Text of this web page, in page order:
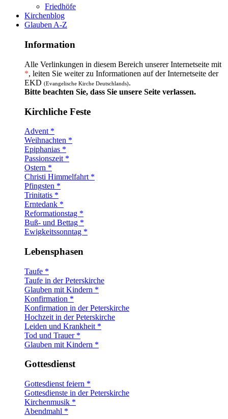
Friedhöfe
Kirchenblog
Glauben A-Z
Information
Alle Verlinkungen in diesem Bereich unserer Internetseite mit
*, leiten Sie weiter zu Informationen auf der Internetseite der
EKD (Evangelische Kirche Deutschlands).
Bitte beachten Sie, dass Sie unsere Seite verlassen.
Kirchliche Feste
Advent *
Weihnachten *
Epiphanias *
Passionszeit *
Ostern *
Christi Himmelfahrt *
Pfingsten *
Trinitatis *
Erntedank *
Reformationstag *
Buß- und Bettag *
Ewigkeitssonntag *
Lebensphasen
Taufe *
Taufe in der Peterskirche
Glauben mit Kindern *
Konfirmation *
Konfirmation in der Peterskirche
Hochzeit in der Peterskirche
Leiden und Krankheit *
Tod und Trauer *
Glauben mit Kindern *
Gottesdienst
Gottesdienst feiern *
Gottesdienste in der Peterskirche
Kirchenmusik *
Abendmahl *